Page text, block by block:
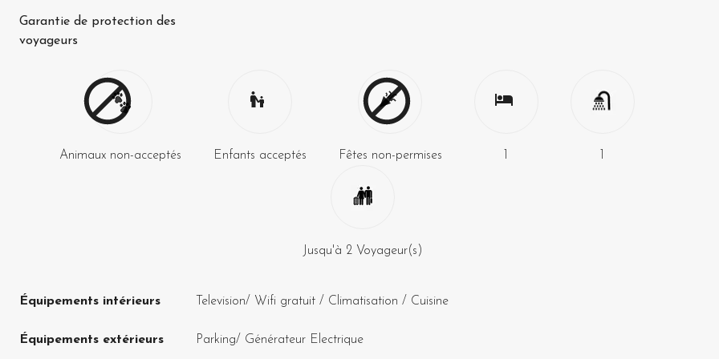
Garantie de protection des
voyageurs
Animaux non-acceptés Enfants acceptés Fêtes non-permises
Jusqu'à 2 Voyageur(s)
Équipements intérieurs Television/ Wifi gratuit / Climatisation / Cuisine
Équipements extérieurs Parking/ Générateur Electrique